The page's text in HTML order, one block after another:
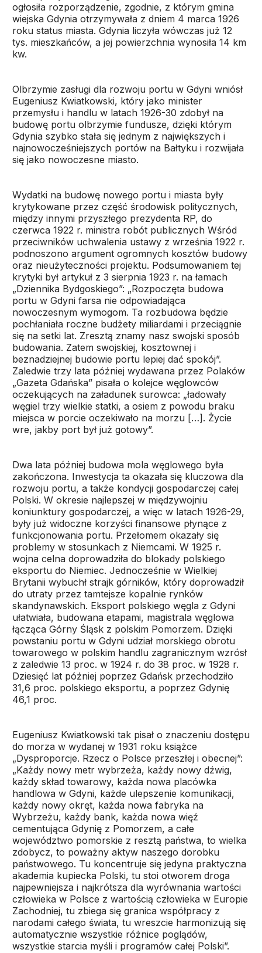
ogłosiła rozporządzenie, zgodnie, z którym gmina
wiejska Gdynia otrzymywała z dniem 4 marca 1926
roku status miasta. Gdynia liczyła wówczas już 12
tys. mieszkańców, a jej powierzchnia wynosiła 14 km
kw.
Olbrzymie zasługi dla rozwoju portu w Gdyni wniósł
Eugeniusz Kwiatkowski, który jako minister
przemysłu i handlu w latach 1926-30 zdobył na
budowę portu olbrzymie fundusze, dzięki którym
Gdynia szybko stała się jednym z największych i
najnowocześniejszych portów na Bałtyku i rozwijała
się jako nowoczesne miasto.
Wydatki na budowę nowego portu i miasta były
krytykowane przez część środowisk politycznych,
między innymi przyszłego prezydenta RP, do
czerwca 1922 r. ministra robót publicznych Wśród
przeciwników uchwalenia ustawy z września 1922 r.
podnoszono argument ogromnych kosztów budowy
oraz nieużyteczności projektu. Podsumowaniem tej
krytyki był artykuł z 3 sierpnia 1923 r. na łamach
„Dziennika Bydgoskiego”: „Rozpoczęta budowa
portu w Gdyni farsa nie odpowiadająca
nowoczesnym wymogom. Ta rozbudowa będzie
pochłaniała roczne budżety miliardami i przeciągnie
się na setki lat. Zresztą znamy nasz swojski sposób
budowania. Zatem swojskiej, kosztownej i
beznadziejnej budowie portu lepiej dać spokój”.
Zaledwie trzy lata później wydawana przez Polaków
„Gazeta Gdańska” pisała o kolejce węglowców
oczekujących na załadunek surowca: „ładowały
węgiel trzy wielkie statki, a osiem z powodu braku
miejsca w porcie oczekiwało na morzu […]. Życie
wre, jakby port był już gotowy”.
Dwa lata później budowa mola węglowego była
zakończona. Inwestycja ta okazała się kluczowa dla
rozwoju portu, a także kondycji gospodarczej całej
Polski. W okresie najlepszej w międzywojniu
koniunktury gospodarczej, a więc w latach 1926-29,
były już widoczne korzyści finansowe płynące z
funkcjonowania portu. Przełomem okazały się
problemy w stosunkach z Niemcami. W 1925 r.
wojna celna doprowadziła do blokady polskiego
eksportu do Niemiec. Jednocześnie w Wielkiej
Brytanii wybuchł strajk górników, który doprowadził
do utraty przez tamtejsze kopalnie rynków
skandynawskich. Eksport polskiego węgla z Gdyni
ułatwiała, budowana etapami, magistrala węglowa
łącząca Górny Śląsk z polskim Pomorzem. Dzięki
powstaniu portu w Gdyni udział morskiego obrotu
towarowego w polskim handlu zagranicznym wzrósł
z zaledwie 13 proc. w 1924 r. do 38 proc. w 1928 r.
Dziesięć lat później poprzez Gdańsk przechodziło
31,6 proc. polskiego eksportu, a poprzez Gdynię
46,1 proc.
Eugeniusz Kwiatkowski tak pisał o znaczeniu dostępu
do morza w wydanej w 1931 roku książce
„Dysproporcje. Rzecz o Polsce przeszłej i obecnej”:
„Każdy nowy metr wybrzeża, każdy nowy dźwig,
każdy skład towarowy, każda nowa placówka
handlowa w Gdyni, każde ulepszenie komunikacji,
każdy nowy okręt, każda nowa fabryka na
Wybrzeżu, każdy bank, każda nowa więź
cementująca Gdynię z Pomorzem, a całe
województwo pomorskie z resztą państwa, to wielka
zdobycz, to poważny aktyw naszego dorobku
państwowego. Tu koncentruje się jedyna praktyczna
akademia kupiecka Polski, tu stoi otworem droga
najpewniejsza i najkrótsza dla wyrównania wartości
człowieka w Polsce z wartością człowieka w Europie
Zachodniej, tu zbiega się granica współpracy z
narodami całego świata, tu wreszcie harmonizują się
automatycznie wszystkie różnice poglądów,
wszystkie starcia myśli i programów całej Polski”.